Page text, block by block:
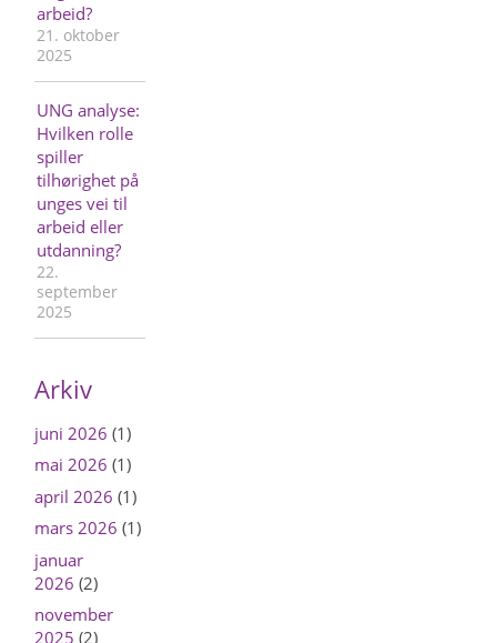
arbeid?
21. oktober
2025
UNG analyse:
Hvilken rolle
spiller
tilhørighet på
unges vei til
arbeid eller
utdanning?
22.
september
2025
Arkiv
juni 2026 (1)
mai 2026 (1)
april 2026 (1)
mars 2026 (1)
januar
2026 (2)
november
2025 (2)